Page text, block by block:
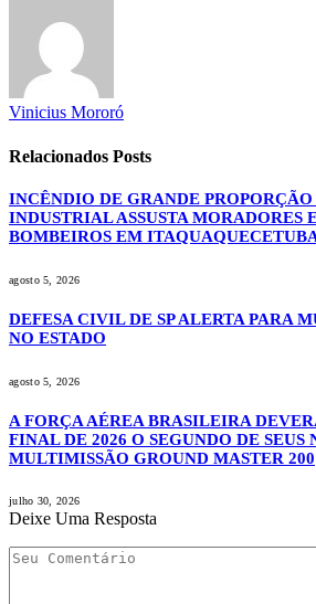
Vinicius Mororó
Relacionados Posts
INCÊNDIO DE GRANDE
INDUSTRIAL ASSUSTA MORADORES
BOMBEIROS EM
agosto 5, 2026
DEFESA CIVIL DE SP ALERTA PARA
NO ESTADO
agosto 5, 2026
A FORÇA AÉREA BRASILEIRA
FINAL DE 2026 O SEGUNDO DE SEUS
MULTIMISSÃO GROUND MASTER 200
julho 30, 2026
Deixe Uma Resposta